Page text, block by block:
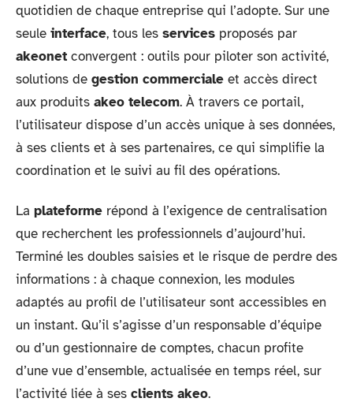
quotidien de chaque entreprise qui l’adopte. Sur une
seule interface, tous les services proposés par
akeonet convergent : outils pour piloter son activité,
solutions de gestion commerciale et accès direct
aux produits akeo telecom. À travers ce portail,
l’utilisateur dispose d’un accès unique à ses données,
à ses clients et à ses partenaires, ce qui simplifie la
coordination et le suivi au fil des opérations.
La plateforme répond à l’exigence de centralisation
que recherchent les professionnels d’aujourd’hui.
Terminé les doubles saisies et le risque de perdre des
informations : à chaque connexion, les modules
adaptés au profil de l’utilisateur sont accessibles en
un instant. Qu’il s’agisse d’un responsable d’équipe
ou d’un gestionnaire de comptes, chacun profite
d’une vue d’ensemble, actualisée en temps réel, sur
l’activité liée à ses clients akeo.